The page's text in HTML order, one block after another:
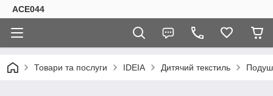
ACE044
Товари та послуги IDEIA Дитячий текстиль